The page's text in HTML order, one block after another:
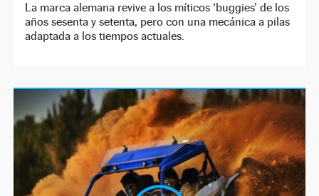
La marca alemana revive a los míticos ‘buggies’ de los
años sesenta y setenta, pero con una mecánica a pilas
adaptada a los tiempos actuales.